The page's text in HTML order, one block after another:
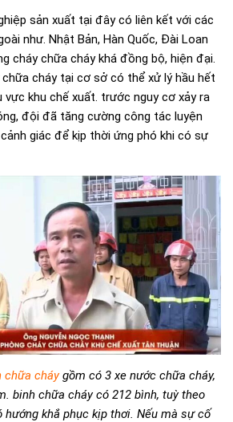
sản xuất tại đây có liên kết với các
như. Nhật Bản, Hàn Quốc, Đài Loan
cháy chữa cháy khá đồng bộ, hiện đại.
cháytại cơ sở có thể xử lý hầu hết
vực khu chế xuất. trước nguy cơ xảy ra
đội đã tăng cường công tác luyện
giác để kịp thời ứng phó khi có sự
chữa cháygồm có 3 xe nước chữa cháy,
binh chữa cháy có 212 bình, tuỳ theo
hướng khắ phục kịp thơi. Nếu mà sự cố